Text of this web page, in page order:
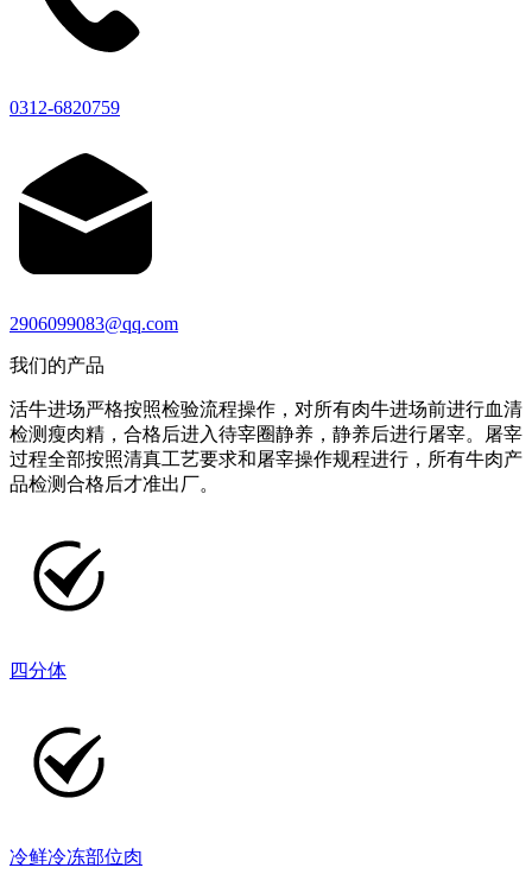
0312-6820759
2906099083@qq.com
我们的产品
活牛进场严格按照检验流程操作，对所有肉牛进场前进行血清
检测瘦肉精，合格后进入待宰圈静养，静养后进行屠宰。屠宰
过程全部按照清真工艺要求和屠宰操作规程进行，所有牛肉产
品检测合格后才准出厂。
四分体
冷鲜冷冻部位肉